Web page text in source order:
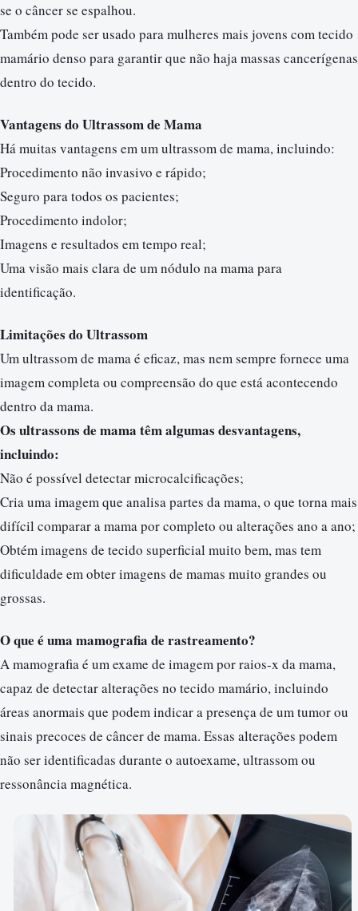
se o câncer se espalhou.
Também pode ser usado para mulheres mais jovens com tecido
mamário denso para garantir que não haja massas cancerígenas
dentro do tecido.
Vantagens do Ultrassom de Mama
Há muitas vantagens em um ultrassom de mama, incluindo:
Procedimento não invasivo e rápido;
Seguro para todos os pacientes;
Procedimento indolor;
Imagens e resultados em tempo real;
Uma visão mais clara de um nódulo na mama para
identificação.
Limitações do Ultrassom
Um ultrassom de mama é eficaz, mas nem sempre fornece uma
imagem completa ou compreensão do que está acontecendo
dentro da mama.
Os ultrassons de mama têm algumas desvantagens,
incluindo:
Não é possível detectar microcalcificações;
Cria uma imagem que analisa partes da mama, o que torna mais
difícil comparar a mama por completo ou alterações ano a ano;
Obtém imagens de tecido superficial muito bem, mas tem
dificuldade em obter imagens de mamas muito grandes ou
grossas.
O que é uma mamografia de rastreamento?
A mamografia é um exame de imagem por raios-x da mama,
capaz de detectar alterações no tecido mamário, incluindo
áreas anormais que podem indicar a presença de um tumor ou
sinais precoces de câncer de mama. Essas alterações podem
não ser identificadas durante o autoexame, ultrassom ou
ressonância magnética.